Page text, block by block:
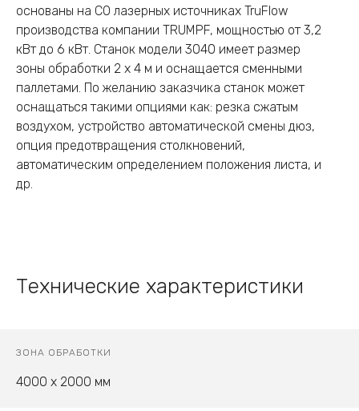
основаны на CO лазерных источниках TruFlow
производства компании TRUMPF, мощностью от 3,2
кВт до 6 кВт. Станок модели 3040 имеет размер
зоны обработки 2 х 4 м и оснащается сменными
паллетами. По желанию заказчика станок может
оснащаться такими опциями как: резка сжатым
воздухом, устройство автоматической смены дюз,
опция предотвращения столкновений,
автоматическим определением положения листа, и
др.
Технические характеристики
ЗОНА ОБРАБОТКИ
4000 х 2000 мм